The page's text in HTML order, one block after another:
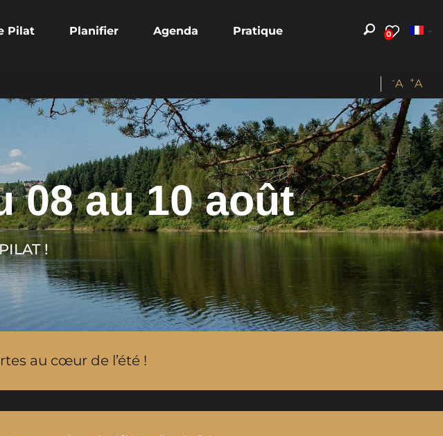
0
Pilat Planifier Agenda Pratique
-A +A
08 au 10 août
!
au cœur de l’été !